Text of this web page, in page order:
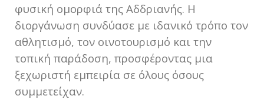
φυσική ομορφιά της Αδδριανής. Η
διοργάνωση συνδύασε με ιδανικό τρόπο τον
αθλητισμό, τον οινοτουρισμό και την
τοπική παράδοση, προσφέροντας μια
ξεχωριστή εμπειρία σε όλους όσους
συμμετείχαν.